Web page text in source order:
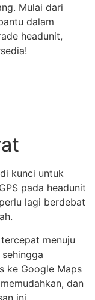
Mulai dari
dalam
headunit,
kunci untuk
pada headunit
lagi berdebat
menuju
ke Google Maps
dan
ini.